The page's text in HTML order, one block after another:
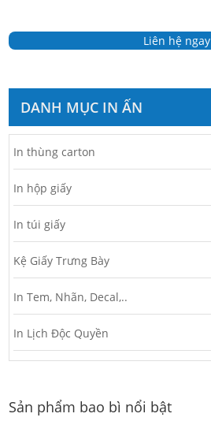
Liên hệ ngay
DANH MỤC IN ẤN
In thùng carton
In hộp giấy
In túi giấy
Kệ Giấy Trưng Bày
In Tem, Nhãn, Decal,..
In Lịch Độc Quyền
Sản phẩm bao bì nổi bật